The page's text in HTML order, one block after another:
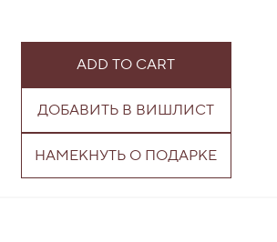
ADD TO CART
ДОБАВИТЬ В ВИШЛИСТ
НАМЕКНУТЬ О ПОДАРКЕ